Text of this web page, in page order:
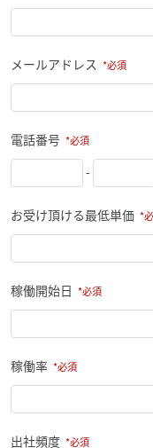
メールアドレス
電話番号
-
お受け頂ける最低単価
稼働開始日
稼働率
出社頻度